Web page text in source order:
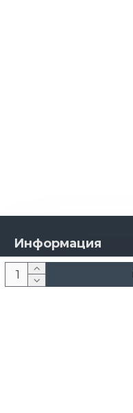
Информация
О компании
Новости и акции